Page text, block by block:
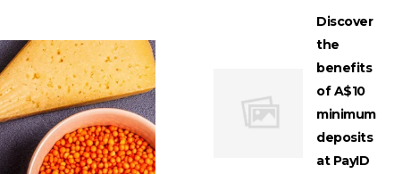
Discover
the
benefits
of A$10
minimum
deposits
at PayID